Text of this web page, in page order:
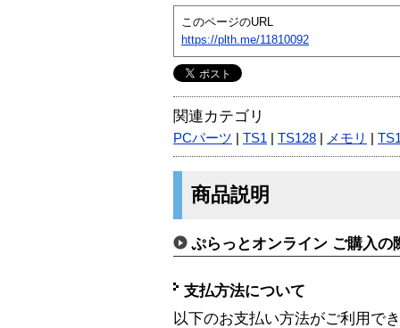
このページのURL
https://plth.me/11810092
関連カテゴリ
PCパーツ TS1 TS128 メモリ
商品説明
ぷらっとオンライン ご購入の
支払方法について
以下のお支払い方法がご利用で